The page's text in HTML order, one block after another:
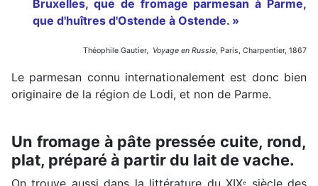
Bruxelles, que de fromage parmesan à Parme,
que d'huîtres d'Ostende à Ostende. »
Théophile Gautier, Voyage en Russie, Paris, Charpentier, 1867
Le parmesan connu internationalement est donc bien
originaire de la région de Lodi, et non de Parme.
Un fromage à pâte pressée cuite, rond,
plat, préparé à partir du lait de vache.
e